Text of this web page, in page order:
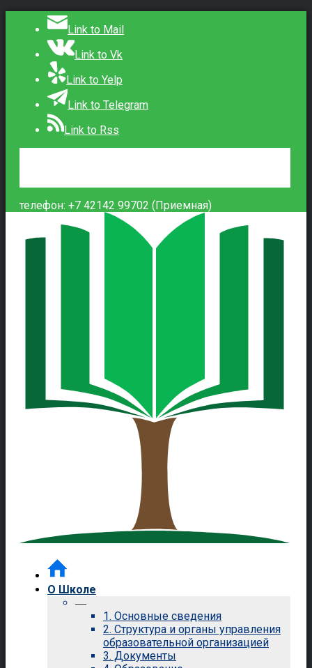
Link to Mail
Link to Vk
Link to Yelp
Link to Telegram
Link to Rss
телефон: +7 42142 99702 (Приемная)
О Школе
—
1. Основные сведения
2. Структура и органы управления
образовательной организацией
3. Документы